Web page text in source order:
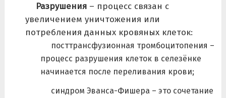
Разрушения– процесс связан с
увеличением уничтожения или
потребления данных кровяных клеток:
посттрансфузионная тромбоцитопения –
процесс разрушения клеток в селезёнке
начинается после переливания крови;
синдром Эванса-Фишера – это сочетание